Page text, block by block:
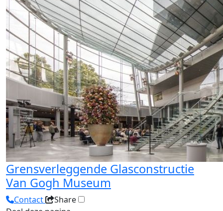
Grensverleggende Glasconstructie
Van Gogh Museum
Contact
Share